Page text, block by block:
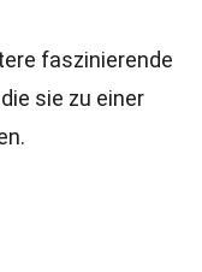
faszinierende
sie zu einer